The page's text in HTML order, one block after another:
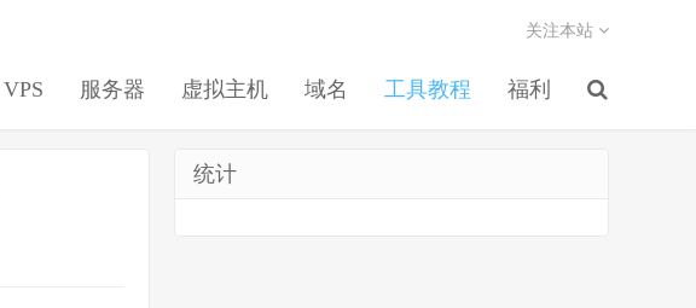
VPS 服务器 虚拟主机 域名 工具教程 福利
关注本站
统计